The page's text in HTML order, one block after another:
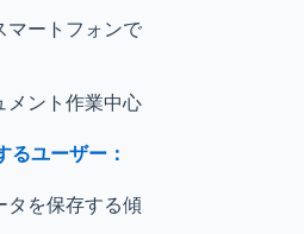
マートフォンで
メント作業中心
るユーザー：
タを保存する傾